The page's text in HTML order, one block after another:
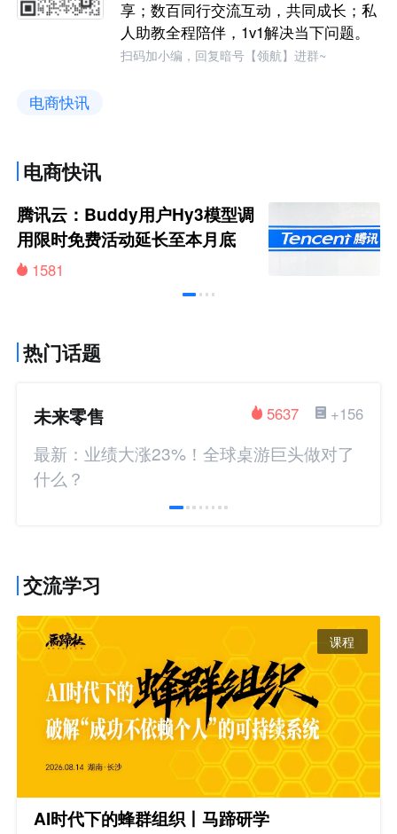
享；数百同行交流互动，共同成长；私
人助教全程陪伴，1v1解决当下问题。
扫码加小编，回复暗号【领航】进群~
电商快讯
电商快讯
腾讯云：Buddy用户Hy3模型调
用限时免费活动延长至本月底
1581
热门话题
未来零售 +156
5637
最新：业绩大涨23%！全球桌游巨头做对了
什么？
交流学习
课程
AI时代下的蜂群组织丨马蹄研学